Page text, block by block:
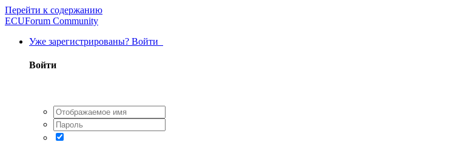
Перейти к содержанию
ECUForum Community
Уже зарегистрированы? Войти
Войти